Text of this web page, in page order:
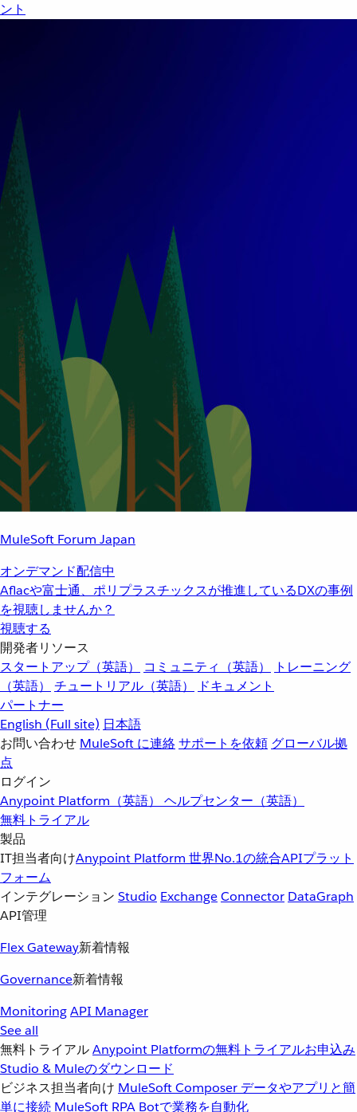
ント
MuleSoft Forum Japan
オンデマンド配信中
Aflacや富士通、ポリプラスチックスが推進しているDXの事例
を視聴しませんか？
視聴する
開発者リソース
スタートアップ（英語）
コミュニティ（英語）
トレーニング
（英語）
チュートリアル（英語）
ドキュメント
パートナー
English (Full site) 日本語
お問い合わせ MuleSoft に連絡サポートを依頼 グローバル拠
点
ログイン
Anypoint Platform（英語） ヘルプセンター（英語）
無料トライアル
製品
IT担当者向けAnypoint Platform 世界No.1の統合APIプラット
フォーム
インテグレーション Studio ExchangeConnector DataGraph
API管理
Flex Gateway新着情報
Governance新着情報
MonitoringAPI Manager
See all
無料トライアルAnypoint Platformの無料トライアルお申込み
Studio & Muleのダウンロード
ビジネス担当者向け MuleSoft Composer データやアプリと簡
単に接続 MuleSoft RPA Botで業務を自動化